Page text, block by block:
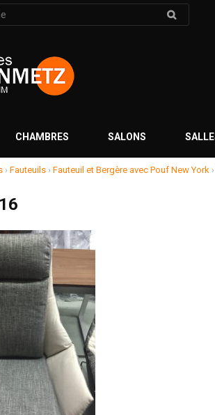
CHAMBRES SALONS
› Fauteuils › Fauteuil et Bergère avec Pouf New York ›